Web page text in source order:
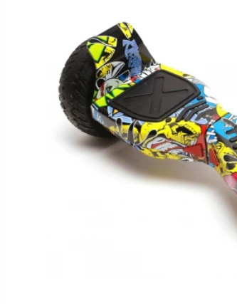
SCUTERE ELECTRICE
Moped/Harley Electric
Scutere Horwin
Motociclete Gowow
Motociclete Sur-Ron
ACCESORII